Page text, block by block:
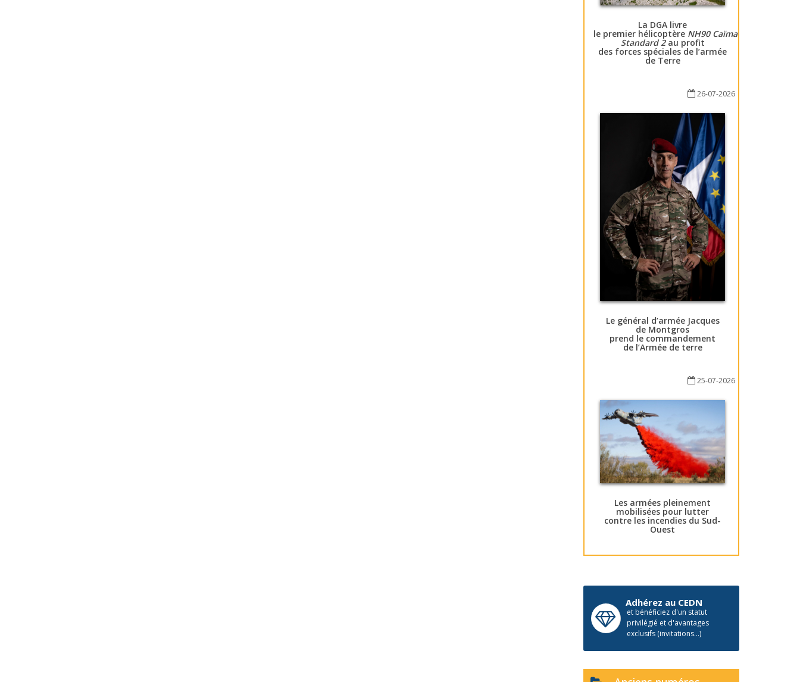
La DGA livre
le premier hélicoptère NH90 Caïman
Standard 2au profit
des forces spéciales de l’armée
de Terre
26-07-2026
Le général d’armée Jacques
de Montgros
prend le commandement
de l’Armée de terre
25-07-2026
Les armées pleinement
mobilisées pour lutter
contre les incendies du Sud-
Ouest
Adhérez au CEDN
et bénéficiez d'un statut
privilégié et d'avantages
exclusifs (invitations...)